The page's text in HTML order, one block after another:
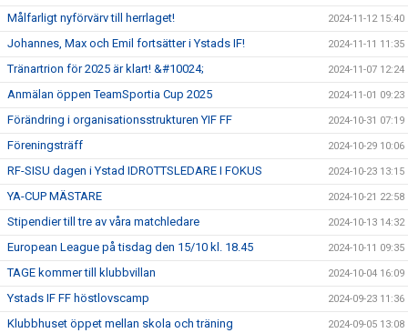
Målfarligt nyförvärv till herrlaget! 2024-11-12 15:40
Johannes, Max och Emil fortsätter i Ystads IF! 2024-11-11 11:35
Tränartrion för 2025 är klart! &#10024; 2024-11-07 12:24
Anmälan öppen TeamSportia Cup 2025 2024-11-01 09:23
Förändring i organisationsstrukturen YIF FF 2024-10-31 07:19
Föreningsträff 2024-10-29 10:06
RF-SISU dagen i Ystad IDROTTSLEDARE I FOKUS 2024-10-23 13:15
YA-CUP MÄSTARE 2024-10-21 22:58
Stipendier till tre av våra matchledare 2024-10-13 14:32
European League på tisdag den 15/10 kl. 18.45 2024-10-11 09:35
TAGE kommer till klubbvillan 2024-10-04 16:09
Ystads IF FF höstlovscamp 2024-09-23 11:36
Klubbhuset öppet mellan skola och träning 2024-09-05 13:08